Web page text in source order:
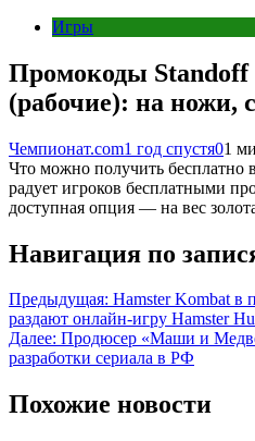
Игры
Промокоды Standoff
(рабочие): на ножи,
Чемпионат.com1 год спустя01
Что можно получить бесплатно
радует игроков бесплатными
доступная опция — на вес
Навигация по
Предыдущая: Hamster Kombat в
раздают онлайн-игру Hamster
Далее: Продюсер «Маши и
разработки сериала в РФ
Похожие новости